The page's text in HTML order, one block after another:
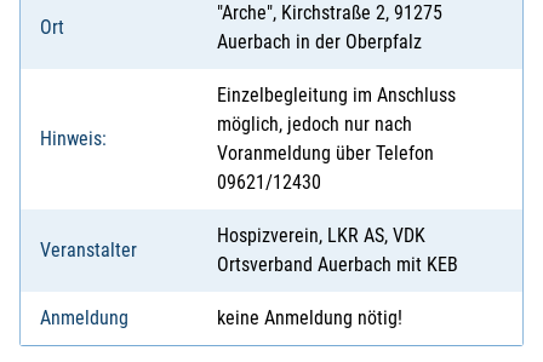
Ort
"Arche", Kirchstraße 2, 91275
Auerbach in der Oberpfalz
Hinweis:
Einzelbegleitung im Anschluss
möglich, jedoch nur nach
Voranmeldung über Telefon
09621/12430
Veranstalter
Hospizverein, LKR AS, VDK
Ortsverband Auerbach mit KEB
Anmeldung keine Anmeldung nötig!